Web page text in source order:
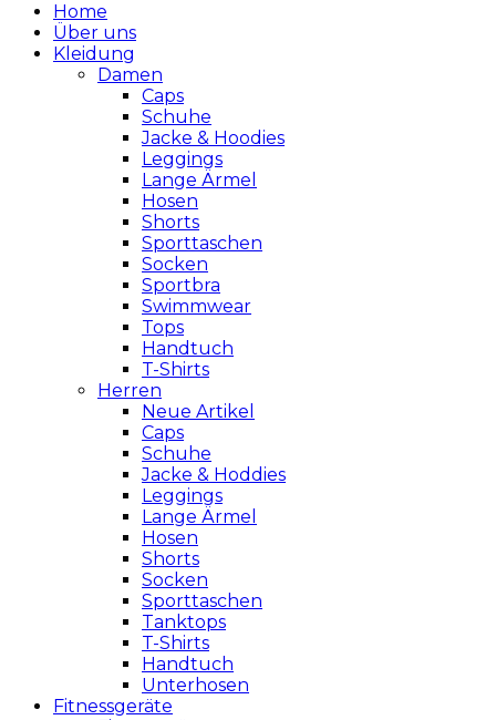
Home
Über uns
Kleidung
Damen
Caps
Schuhe
Jacke & Hoodies
Leggings
Lange Ärmel
Hosen
Shorts
Sporttaschen
Socken
Sportbra
Swimmwear
Tops
Handtuch
T-Shirts
Herren
Neue Artikel
Caps
Schuhe
Jacke & Hoddies
Leggings
Lange Ärmel
Hosen
Shorts
Socken
Sporttaschen
Tanktops
T-Shirts
Handtuch
Unterhosen
Fitnessgeräte